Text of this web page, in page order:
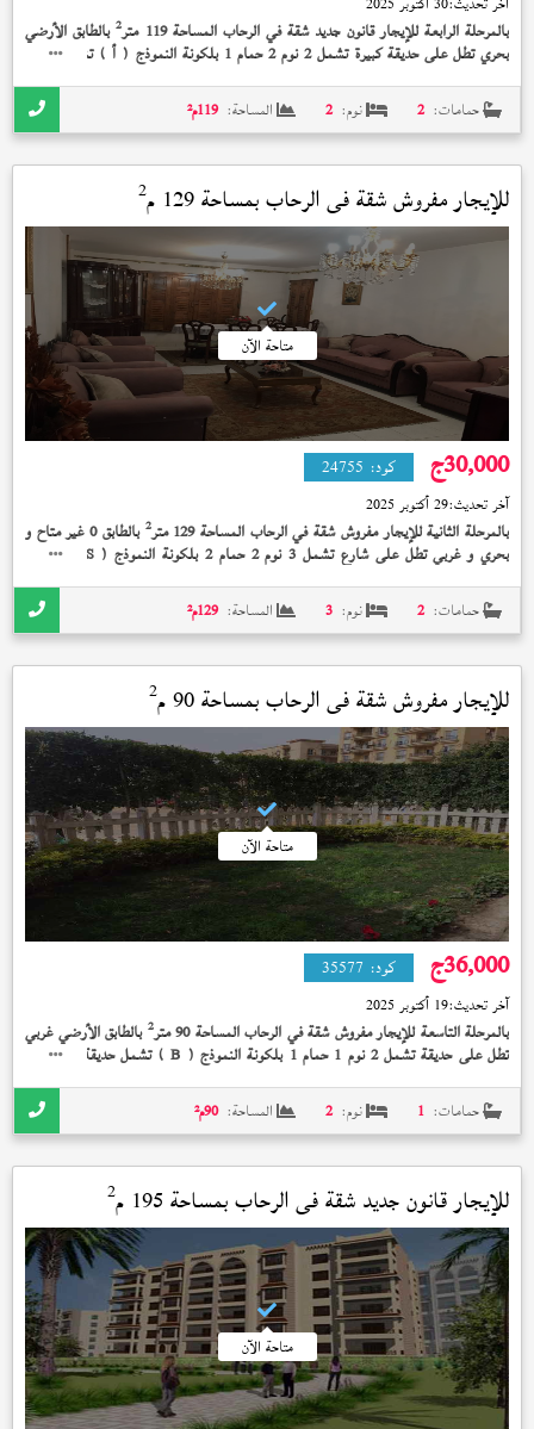
بالمرحلة الرابعة للإيجار قانون جديد شقة في الرحاب المساحة 119 متر 2بالطابق الأرضي
بحري تطل على حديقة كبيرة تشمل 2 نوم 2 حمام 1 بلكونة النموذج ( أ) تشمل حديقة
2
حمامات: 2 نوم: 2 المساحة: 119م²
للإيجار مفروش شقة فيالرحاببمساحة 129 م 2
متاحة الآن
30,000ج كود: 24755
آخر تحديث:29 أكتوبر 2025
بالمرحلة الثانية للإيجار مفروش شقة في الرحاب المساحة 129 متر 2 بالطابق 0 غير متاح و
بحري و غربي تطل على شارع تشمل 3 نوم 2 حمام 2 بلكونة النموذج ( S ) تشطيب
حمامات: 2 نوم: 3 المساحة: 129م²
للإيجار مفروش شقة فيالرحاببمساحة 90 م 2
متاحة الآن
36,000ج كود: 35577
آخر تحديث:19 أكتوبر 2025
بالمرحلة التاسعة للإيجار مفروش شقة في الرحاب المساحة 90 متر 2 بالطابق الأرضي غربي
تطل على حديقة تشمل 2 نوم 1 حمام 1 بلكونة النموذج ( B ) تشمل حديقة خاصة 40
2
حمامات: 1 نوم: 2 المساحة: 90م²
للإيجار قانون جديد شقة فيالرحاببمساحة 195 م 2
متاحة الآن